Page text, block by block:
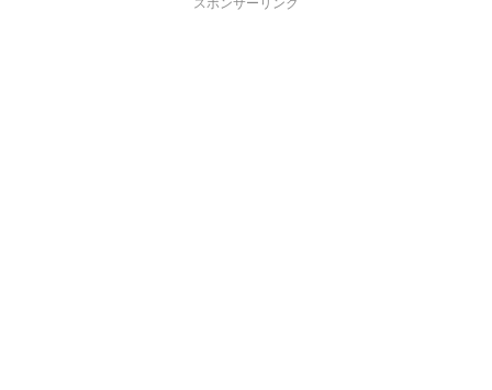
スポンサーリンク